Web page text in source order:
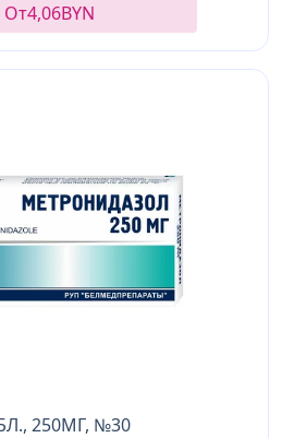
От4,06BYN
250МГ, №30